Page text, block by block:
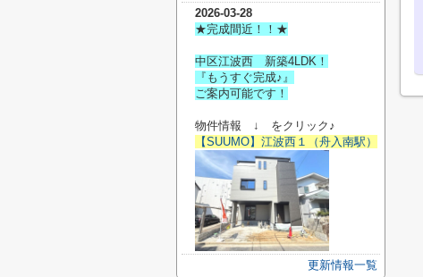
2026-03-28
★完成間近！！★
中区江波西 新築4LDK！
『もうすぐ完成♪』
ご案内可能です！
物件情報 ↓ をクリック♪
【SUUMO】江波西１（舟入南駅）
更新情報一覧